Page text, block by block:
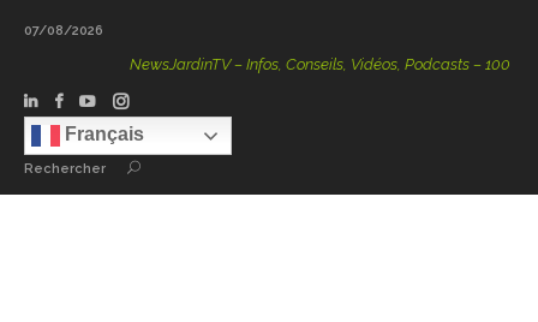
07/08/2026
NewsJardinTV – Infos, Conseils, Vidéos, Podcasts – 100 % Nature
Français
Rechercher